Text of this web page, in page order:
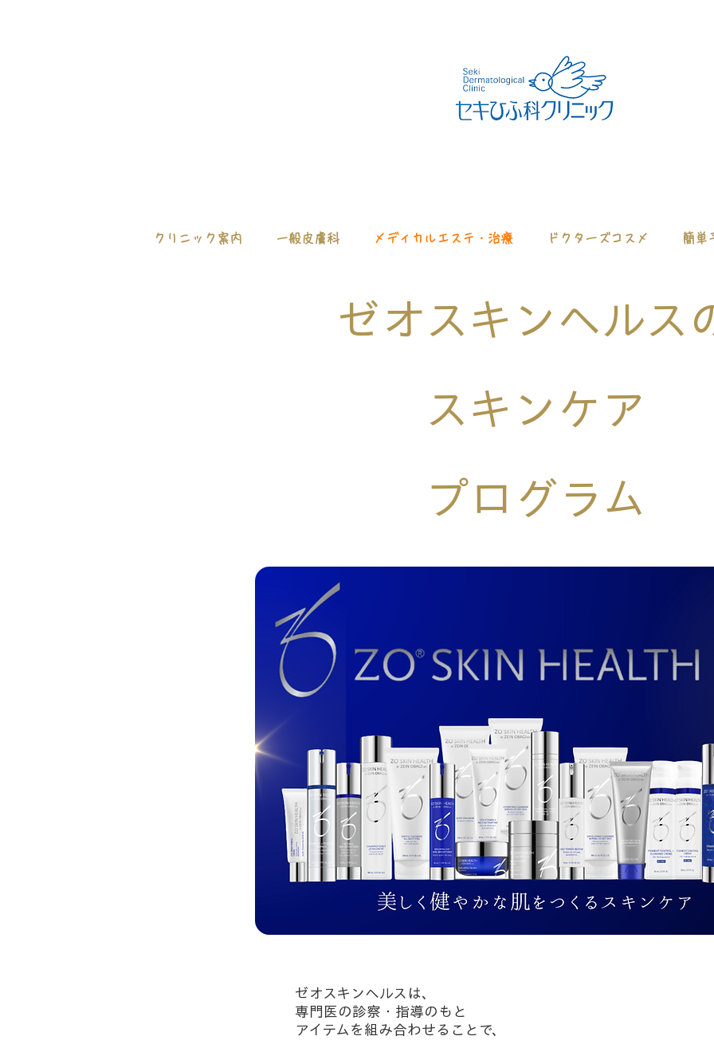
クリニック案内 一般皮膚科 メディカルエステ・治療 ドクターズコスメ 簡単
ゼオスキンヘルス
スキンケア
​プログラム
ゼオスキンヘルスは、
専門医の診察・指導のもと
アイテムを組み合わせることで、